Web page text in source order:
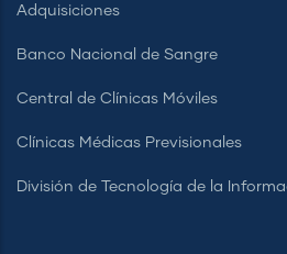
Adquisiciones
Banco Nacional de Sangre
Central de Clínicas Móviles
Clínicas Médicas Previsionales
División de Tecnología de la